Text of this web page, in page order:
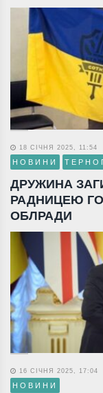
18 СІЧНЯ 2025, 11:54
НОВИНИ
ДРУЖИНА
РАДНИЦЕЮ
ОБЛРАДИ
16 СІЧНЯ 2025, 17:04
НОВИНИ